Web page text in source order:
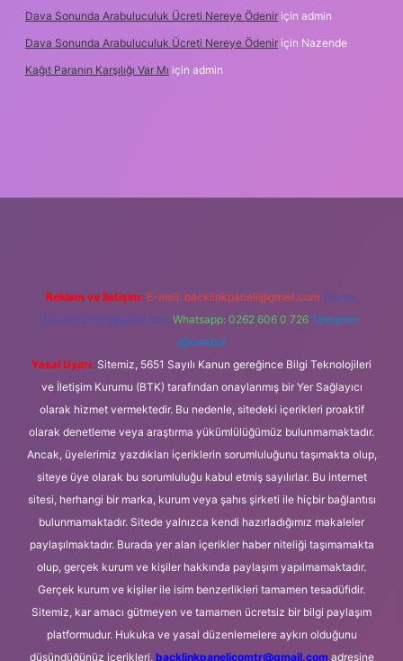
Dava Sonunda Arabuluculuk Ücreti Nereye Ödenir için admin
Dava Sonunda Arabuluculuk Ücreti Nereye Ödenir için Nazende
Kağıt Paranın Karşılığı Var Mı için admin
Reklam ve İletişim: E-mail: backlinkpaneli@gmail.com Teams:
forumhizmeti@gmail.com Whatsapp: 0262 606 0 726 Telegram:
@karabul
Yasal Uyarı: Sitemiz, 5651 Sayılı Kanun gereğince Bilgi Teknolojileri
ve İletişim Kurumu (BTK) tarafından onaylanmış bir Yer Sağlayıcı
olarak hizmet vermektedir. Bu nedenle, sitedeki içerikleri proaktif
olarak denetleme veya araştırma yükümlülüğümüz bulunmamaktadır.
Ancak, üyelerimiz yazdıkları içeriklerin sorumluluğunu taşımakta olup,
siteye üye olarak bu sorumluluğu kabul etmiş sayılırlar. Bu internet
sitesi, herhangi bir marka, kurum veya şahıs şirketi ile hiçbir bağlantısı
bulunmamaktadır. Sitede yalnızca kendi hazırladığımız makaleler
paylaşılmaktadır. Burada yer alan içerikler haber niteliği taşımamakta
olup, gerçek kurum ve kişiler hakkında paylaşım yapılmamaktadır.
Gerçek kurum ve kişiler ile isim benzerlikleri tamamen tesadüfidir.
Sitemiz, kar amacı gütmeyen ve tamamen ücretsiz bir bilgi paylaşım
platformudur. Hukuka ve yasal düzenlemelere aykırı olduğunu
düşündüğünüz içerikleri, backlinkpanelicomtr@gmail.comadresine